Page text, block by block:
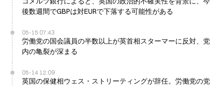
後数週間でGBPは対EURで下落する可能性がある
05-15 07:43
労働党の国会議員の半数以上が英首相スターマーに反対、党
内の亀裂が深まる
05-14 12:09
英国の保健相ウェス・ストリーティングが辞任。労働党の党